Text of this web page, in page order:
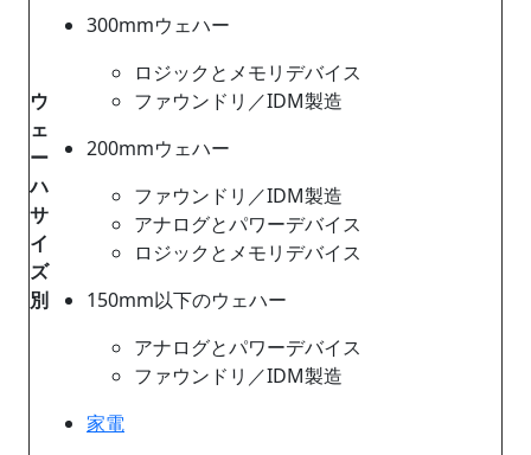
ウ
ェ
ー
ハ
サ
イ
ズ
別
300mmウェハー
ロジックとメモリデバイス
ファウンドリ／IDM製造
200mmウェハー
ファウンドリ／IDM製造
アナログとパワーデバイス
ロジックとメモリデバイス
150mm以下のウェハー
アナログとパワーデバイス
ファウンドリ／IDM製造
家電